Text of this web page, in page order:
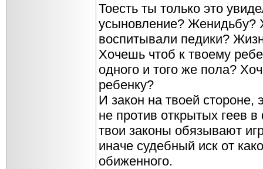
Тоесть ты только это
усыновление? Женидьбу?
воспитывали педики?
Хочешь чтоб к твоему
одного и того же пола?
ребенку?
И закон на твоей стороне,
не против открытых геев
твои законы обязывают
иначе судебный иск от
обиженного.